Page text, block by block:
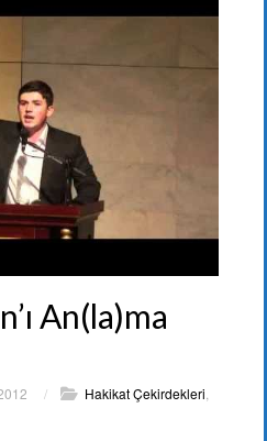
An(la)ma
/ Hakikat Çekirdekleri